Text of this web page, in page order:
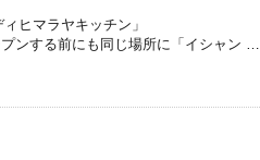
ヒマラヤキッチン」
ンする前にも同じ場所に「イシャン …